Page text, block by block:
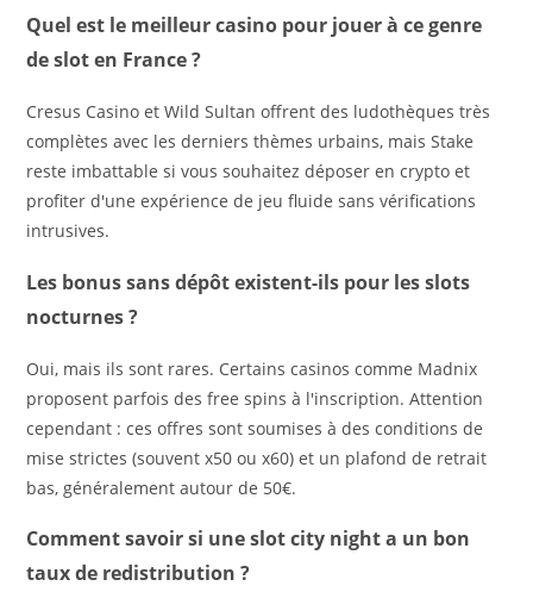
Quel est le meilleur casino pour jouer à ce genre
de slot en France ?
Cresus Casino et Wild Sultan offrent des ludothèques très
complètes avec les derniers thèmes urbains, mais Stake
reste imbattable si vous souhaitez déposer en crypto et
profiter d'une expérience de jeu fluide sans vérifications
intrusives.
Les bonus sans dépôt existent-ils pour les slots
nocturnes ?
Oui, mais ils sont rares. Certains casinos comme Madnix
proposent parfois des free spins à l'inscription. Attention
cependant : ces offres sont soumises à des conditions de
mise strictes (souvent x50 ou x60) et un plafond de retrait
bas, généralement autour de 50€.
Comment savoir si une slot city night a un bon
taux de redistribution ?